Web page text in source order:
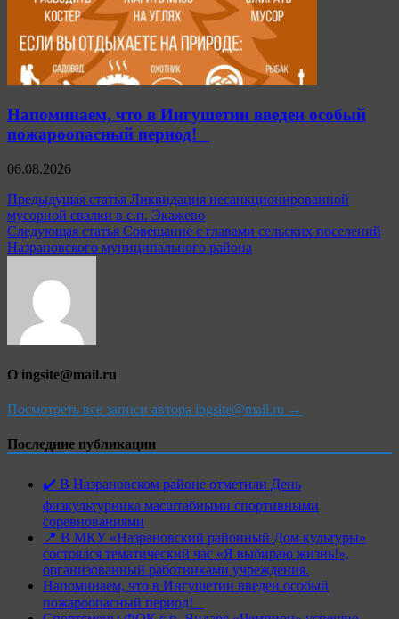
Напоминаем, что в Ингушетии введен особый
пожароопасный период!⁣⁣⠀
06.08.2026
Навигация
по
записям
Предыдущая статья Ликвидация несанкционированной
мусорной свалки в с.п. Экажево
Следующая статья Совещание с главами сельских поселений
Назрановского муниципального района
О ingsite@mail.ru
Посмотреть все записи автора ingsite@mail.ru →
Последние публикации
✔️ В Назрановском районе отметили День
физкультурника масштабными спортивными
соревнованиями
📍 В МКУ «Назрановский районный Дом культуры»
состоялся тематический час «Я выбираю жизнь!»,
организованный работниками учреждения.
Напоминаем, что в Ингушетии введен особый
пожароопасный период!⁣⁣⠀